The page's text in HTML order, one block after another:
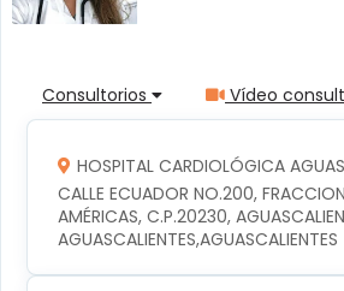
Consultorios Vídeo
HOSPITAL CARDIOLÓGICA
CALLE ECUADOR NO.200,
AMÉRICAS, C.P.20230,
AGUASCALIENTES,AGUASCALIENTES